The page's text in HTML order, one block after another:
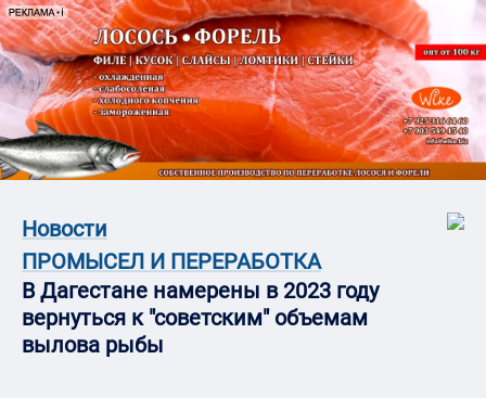
Новости
ПРОМЫСЕЛ И ПЕРЕРАБОТКА
В Дагестане намерены в 2023 году
вернуться к "советским" объемам
вылова рыбы